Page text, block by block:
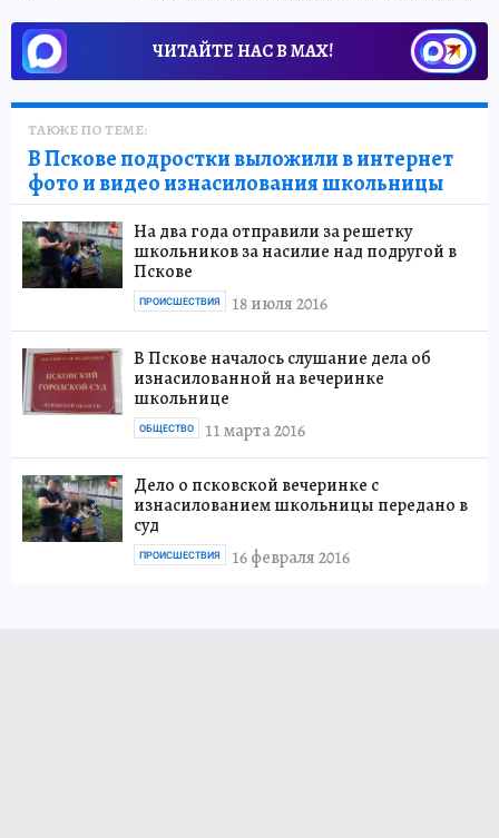
ЧИТАЙТЕ НАС В МАХ!
ТАКЖЕ ПО ТЕМЕ:
В Пскове подростки выложили в интернет
фото и видео изнасилования школьницы
На два года отправили за решетку
школьников за насилие над подругой в
Пскове
18 июля 2016
ПРОИСШЕСТВИЯ
В Пскове началось слушание дела об
изнасилованной на вечеринке
школьнице
11 марта 2016
ОБЩЕСТВО
Дело о псковской вечеринке с
изнасилованием школьницы передано в
суд
16 февраля 2016
ПРОИСШЕСТВИЯ